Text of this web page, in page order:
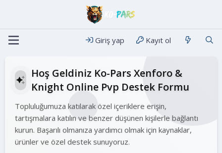
Giriş yap Kayıt ol
Hoş Geldiniz Ko-Pars Xenforo &
Knight Online Pvp Destek Formu
Topluluğumuza katılarak özel içeriklere erişin,
tartışmalara katılın ve benzer düşünen kişilerle bağlantı
kurun. Başarılı olmanıza yardımcı olmak için kaynaklar,
ürünler ve özel destek sunuyoruz.